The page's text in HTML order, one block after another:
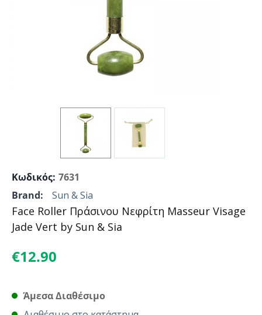
Face Roller Πράσινου Nεφρίτη Masseur Visage
Jade Vert by Sun & Sia
Brand: Sun & Sia
€12.90
Κωδικός: 7631
Άμεσα Διαθέσιμο